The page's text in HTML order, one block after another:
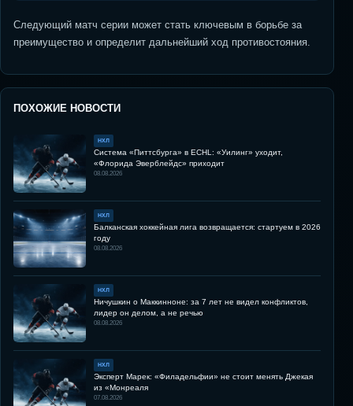
Следующий матч серии может стать ключевым в борьбе за
преимущество и определит дальнейший ход противостояния.
ПОХОЖИЕ НОВОСТИ
НХЛ
Система «Питтсбурга» в ECHL: «Уилинг» уходит,
«Флорида Эверблейдс» приходит
08.08.2026
НХЛ
Балканская хоккейная лига возвращается: стартуем в 2026
году
08.08.2026
НХЛ
Ничушкин о Маккинноне: за 7 лет не видел конфликтов,
лидер он делом, а не речью
08.08.2026
НХЛ
Эксперт Марек: «Филадельфии» не стоит менять Джекая
из «Монреаля
07.08.2026